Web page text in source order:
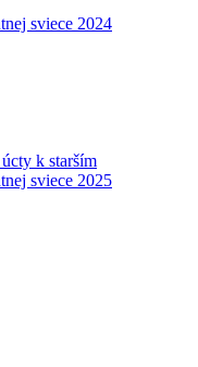
sviece 2024
k starším
sviece 2025